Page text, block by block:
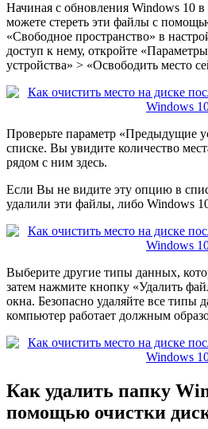
Начиная с обновления Windows 10
можете стереть эти файлы с
«Свободное пространство» в
доступ к нему, откройте
устройства» > «Освободить место
Проверьте параметр «Предыдущие
списке. Вы увидите количество
рядом с ним здесь.
Если Вы не видите эту опцию в
удалили эти файлы, либо Windows
Выберите другие типы данных,
затем нажмите кнопку «Удалить
окна. Безопасно удаляйте все типы
компьютер работает должным
Как удалить папку
помощью очистки